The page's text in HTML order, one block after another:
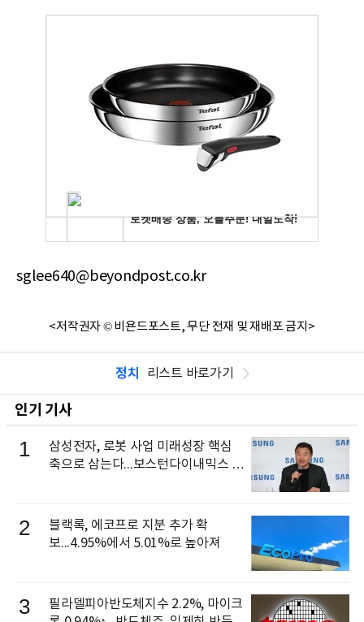
sglee640@beyondpost.co.kr
<저작권자 © 비욘드포스트, 무단 전재 및 재배포 금지>
정치 리스트 바로가기
인기 기사
1
삼성전자, 로봇 사업 미래성장 핵심
축으로 삼는다...보스턴다이내믹스 출
2
블랙록, 에코프로 지분 추가 확
보...4.95%에서 5.01%로 높아져
3
필라델피아반도체지수 2.2%, 마이크